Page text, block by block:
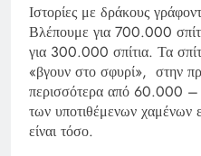
Ιστορίες με δράκους
Βλέπουμε για 700.000
για 300.000 σπίτια. Τα
«βγουν στο σφυρί», στην
περισσότερα από 60.000
των υποτιθέμενων
είναι τόσο.